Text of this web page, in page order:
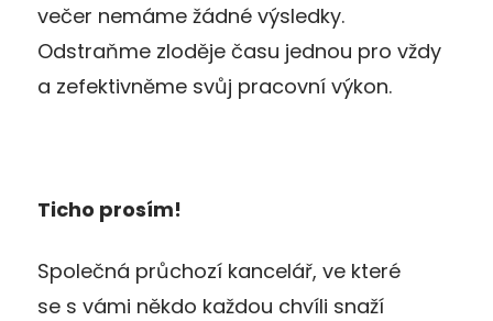
večer nemáme žádné výsledky.
Odstraňme zloděje času jednou pro vždy
a zefektivněme svůj pracovní výkon.
Ticho prosím!
Společná průchozí kancelář, ve které
se s vámi někdo každou chvíli snaží